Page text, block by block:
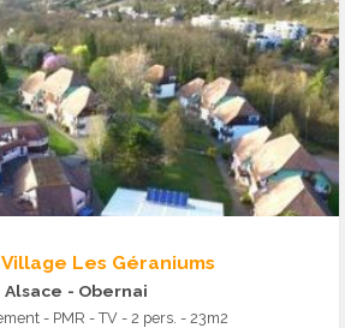
Village Les Géraniums
Alsace - Obernai
- PMR - TV - 2 pers. - 23m2